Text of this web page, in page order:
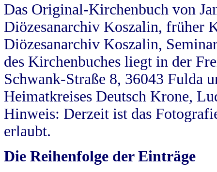
Das Original-Kirchenbuch von
Diözesanarchiv Koszalin, früher
Diözesanarchiv Koszalin,
des Kirchenbuches liegt in der
Schwank-Straße 8, 36043 Fulda
Heimatkreises Deutsch Krone,
Hinweis: Derzeit ist das
erlaubt.
Die Reihenfolge der Einträge